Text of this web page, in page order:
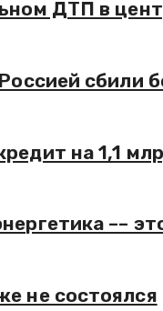
ДТП в
сбили
на 1,1
––
не состоялся